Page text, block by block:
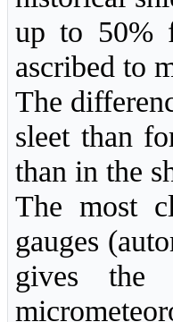
up to 50%
ascribed to
The
sleet than
than in the
The most
gauges
gives the